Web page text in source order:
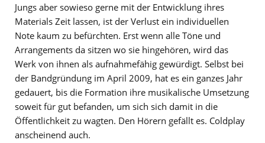
Jungs aber sowieso gerne mit der Entwicklung ihres
Materials Zeit lassen, ist der Verlust ein individuellen
Note kaum zu befürchten. Erst wenn alle Töne und
Arrangements da sitzen wo sie hingehören, wird das
Werk von ihnen als aufnahmefähig gewürdigt. Selbst bei
der Bandgründung im April 2009, hat es ein ganzes Jahr
gedauert, bis die Formation ihre musikalische Umsetzung
soweit für gut befanden, um sich sich damit in die
Öffentlichkeit zu wagten. Den Hörern gefällt es. Coldplay
anscheinend auch.